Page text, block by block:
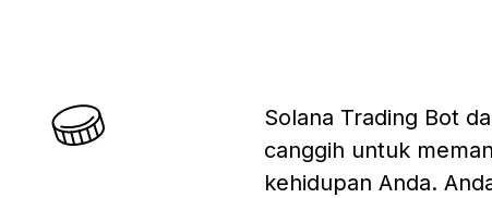
Solana Trading Bot
canggih untuk
kehidupan Anda.